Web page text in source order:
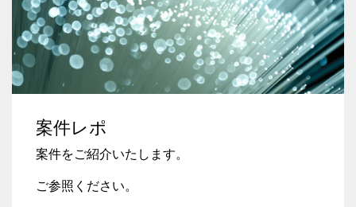
案件レポ
案件をご紹介いたします。
ご参照ください。